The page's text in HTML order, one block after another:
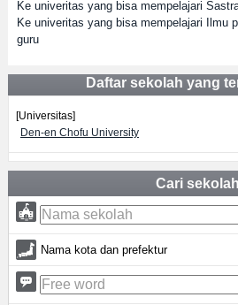
Ke univeritas yang bisa mempelajari
Ke univeritas yang bisa mempelajari Ilmu
guru
Daftar sekolah yang
[Universitas]
Den-en Chofu University
Cari sekolah
Nama kota dan prefektur